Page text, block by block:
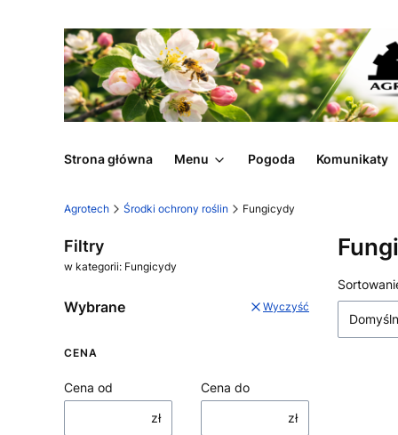
Strona główna Menu Pogoda Komunikaty
Agrotech Środki ochrony roślin Fungicydy
Filtry
w kategorii: Fungicydy
Wybrane Wyczyść
CENA
Cena od
zł
Cena do
zł
Lista